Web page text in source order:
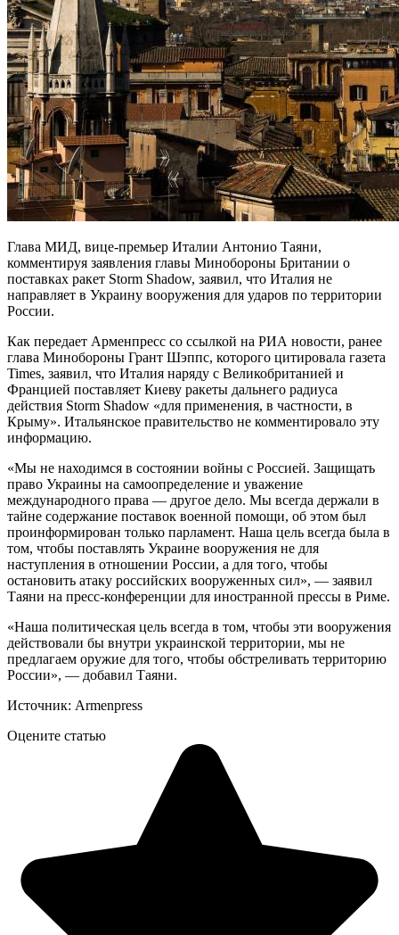
Глава МИД, вице-премьер Италии Антонио Таяни,
комментируя заявления главы Минобороны Британии о
поставках ракет Storm Shadow, заявил, что Италия не
направляет в Украину вооружения для ударов по территории
России.
Как передает Арменпресс со ссылкой на РИА новости, ранее
глава Минобороны Грант Шэппс, которого цитировала газета
Times, заявил, что Италия наряду с Великобританией и
Францией поставляет Киеву ракеты дальнего радиуса
действия Storm Shadow «для применения, в частности, в
Крыму». Итальянское правительство не комментировало эту
информацию.
«Мы не находимся в состоянии войны с Россией. Защищать
право Украины на самоопределение и уважение
международного права — другое дело. Мы всегда держали в
тайне содержание поставок военной помощи, об этом был
проинформирован только парламент. Наша цель всегда была в
том, чтобы поставлять Украине вооружения не для
наступления в отношении России, а для того, чтобы
остановить атаку российских вооруженных сил», — заявил
Таяни на пресс-конференции для иностранной прессы в Риме.
«Наша политическая цель всегда в том, чтобы эти вооружения
действовали бы внутри украинской территории, мы не
предлагаем оружие для того, чтобы обстреливать территорию
России», — добавил Таяни.
Источник: Armenpress
Оцените статью